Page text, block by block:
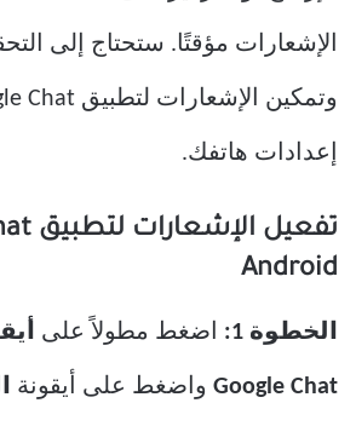
الإشعارات مؤقتًا. ستحتاج إلى
إعدادات هاتفك.
Android
الخطوة 1: اضغط مطولاً على
Google Chat واضغط على أيقونة